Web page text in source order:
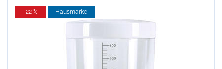
-22 % Hausmarke